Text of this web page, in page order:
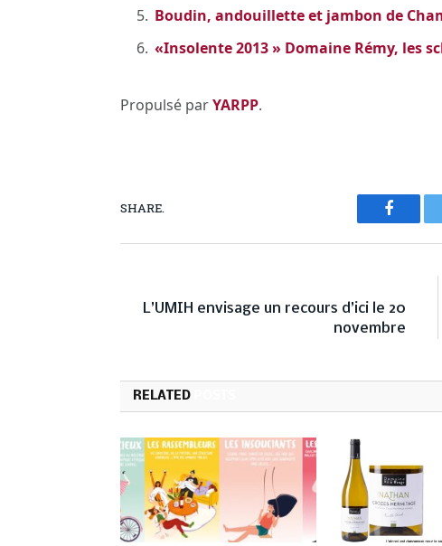
Boudin, andouillette et jambon de
«Insolente 2013 » Domaine Rémy, les
Propulsé parYARPP.
SHARE.
L’UMIH envisage un recours d’ici le 20
novembre
RELATED